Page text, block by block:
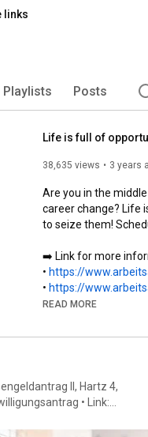
links
Playlists Posts
38,635 views 3 years
Are you in the
career change? Life
to seize them!
➡️ Link for more
• https://
• https://
• Website: https://
• Twitter: https://
• LinkedIn: https://
• Kununu: https://
READ MORE
II, Hartz 4,
• Link: